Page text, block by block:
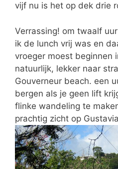
vijf nu is het op dek drie
Verrassing! om twaalf
ik de lunch vrij was en
vroeger moest beginnen
natuurlijk, lekker naar
Gouverneur beach. een
bergen als je geen lift
flinke wandeling te
prachtig zicht op